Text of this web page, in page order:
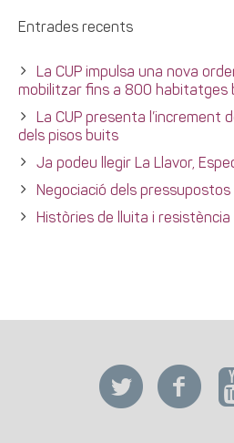
Entrades recents
La CUP impulsa una nova
mobilitzar fins a 800 habitatges
La CUP presenta l’increment
dels pisos buits
Ja podeu llegir La Llavor,
Negociació dels pressupostos
Històries de lluita i resistència